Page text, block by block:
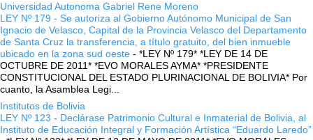
Universidad Autonoma Gabriel Rene Moreno
LEY Nº 179 - Se autoriza al Gobierno Autónomo Municipal de San
Ignacio de Velasco, Capital de la Provincia Velasco del Departamento
de Santa Cruz la transferencia, a título gratuito, del bien inmueble
ubicado en la zona sud oeste - *LEY Nº 179* *LEY DE 14 DE
OCTUBRE DE 2011* *EVO MORALES AYMA* *PRESIDENTE
CONSTITUCIONAL DEL ESTADO PLURINACIONAL DE BOLIVIA* Por
cuanto, la Asamblea Legi...
Institutos de Bolivia
LEY Nº 123 - Declárase Patrimonio Cultural e Inmaterial de Bolivia, al
Instituto de Educación Integral y Formación Artística “Eduardo Laredo”